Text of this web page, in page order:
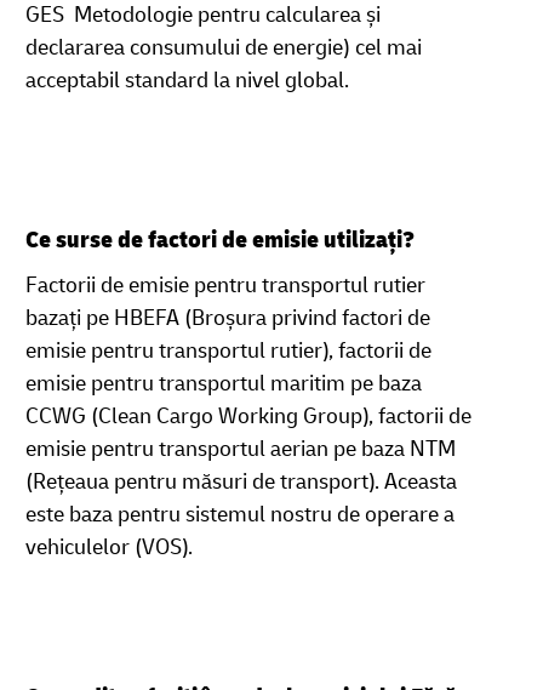
GES Metodologie pentru calcularea și
declararea consumului de energie) cel mai
acceptabil standard la nivel global.
Ce surse de factori de emisie utilizați?
Factorii de emisie pentru transportul rutier
bazați pe HBEFA (Broșura privind factori de
emisie pentru transportul rutier), factorii de
emisie pentru transportul maritim pe baza
CCWG (Clean Cargo Working Group), factorii de
emisie pentru transportul aerian pe baza NTM
(Rețeaua pentru măsuri de transport). Aceasta
este baza pentru sistemul nostru de operare a
vehiculelor (VOS).